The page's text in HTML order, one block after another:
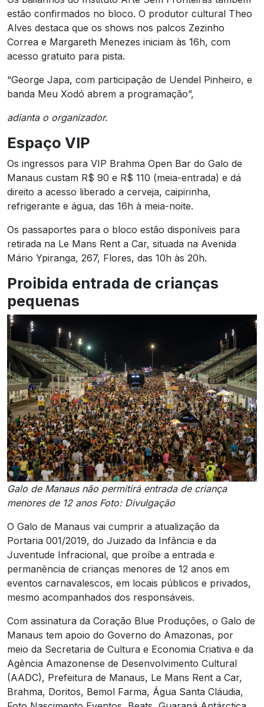
estão confirmados no bloco. O produtor cultural Theo
Alves destaca que os shows nos palcos Zezinho
Correa e Margareth Menezes iniciam às 16h, com
acesso gratuito para pista.
“George Japa, com participação de Uendel Pinheiro, e
banda Meu Xodó abrem a programação”,
adianta o organizador.
Espaço VIP
Os ingressos para VIP Brahma Open Bar do Galo de
Manaus custam R$ 90 e R$ 110 (meia-entrada) e dá
direito a acesso liberado a cerveja, caipirinha,
refrigerante e água, das 16h à meia-noite.
Os passaportes para o bloco estão disponíveis para
retirada na Le Mans Rent a Car, situada na Avenida
Mário Ypiranga, 267, Flores, das 10h às 20h.
Proibida entrada de crianças
pequenas
Galo de Manaus não permitirá entrada de criança
menores de 12 anos Foto: Divulgação
O Galo de Manaus vai cumprir a atualização da
Portaria 001/2019, do Juizado da Infância e da
Juventude Infracional, que proíbe a entrada e
permanência de crianças menores de 12 anos em
eventos carnavalescos, em locais públicos e privados,
mesmo acompanhados dos responsáveis.
Com assinatura da Coração Blue Produções, o Galo de
Manaus tem apoio do Governo do Amazonas, por
meio da Secretaria de Cultura e Economia Criativa e da
Agência Amazonense de Desenvolvimento Cultural
(AADC), Prefeitura de Manaus, Le Mans Rent a Car,
Brahma, Doritos, Bemol Farma, Água Santa Cláudia,